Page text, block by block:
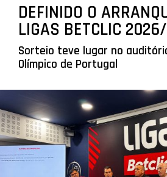
DEFINIDO O
LIGAS BETCLIC
Sorteio teve lugar no
Olímpico de Portugal